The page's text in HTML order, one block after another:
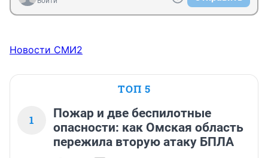
Новости СМИ2
ТОП 5
1
Пожар и две беспилотные
опасности: как Омская область
пережила вторую атаку БПЛА